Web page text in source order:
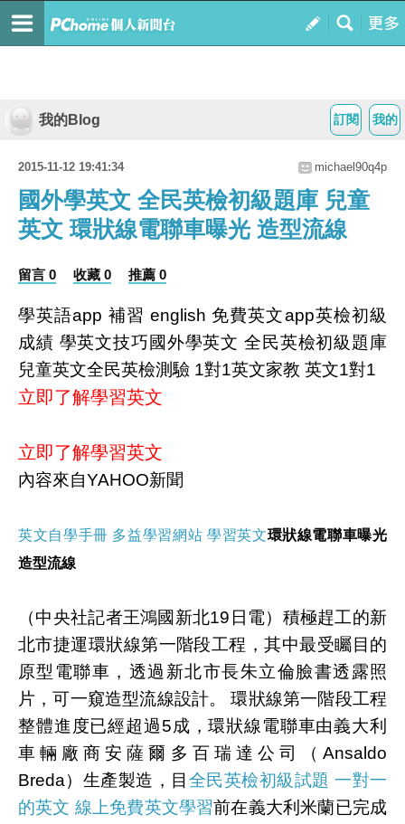
我的
訂閱
我的Blog
2015-11-12 19:41:34 michael90q4p
國外學英文 全民英檢初級題庫 兒童
英文 環狀線電聯車曝光 造型流線
留言 0 收藏 0 推薦 0
學英語app 補習 english 免費英文app英檢初級
成績 學英文技巧國外學英文 全民英檢初級題庫
兒童英文全民英檢測驗 1對1英文家教 英文1對1
立即了解學習英文
立即了解學習英文
內容來自YAHOO新聞
英文自學手冊 多益學習網站 學習英文環狀線電聯車曝光
造型流線
（中央社記者王鴻國新北19日電）積極趕工的新
北市捷運環狀線第一階段工程，其中最受矚目的
原型電聯車，透過新北市長朱立倫臉書透露照
片，可一窺造型流線設計。 環狀線第一階段工程
整體進度已經超過5成，環狀線電聯車由義大利
車輛廠商安薩爾多百瑞達公司（Ansaldo
Breda）生產製造，目 全民英檢初級試題 一對一
的英文 線上免費英文學習前在義大利米蘭已完成